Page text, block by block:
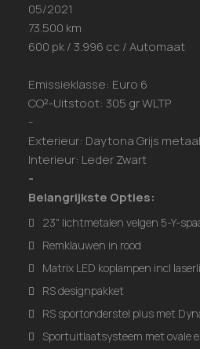
05/2021
73.500 km
600 pk / 3.996 cc / Automaat
Emissieklasse: Euro 6
CO²-Uitstoot: 305 gr WLTP
-
Exterieur: Daytona Grijs
Interieur: Leder Zwart
-
Belangrijkste Opties:
23" lichtmetalen velgen 5-Y-
Remklauwen in rood
Matrix LED koplampen incl
RS designpakket
RS sportonderstel plus met
Sportuitlaatsysteem met ovale